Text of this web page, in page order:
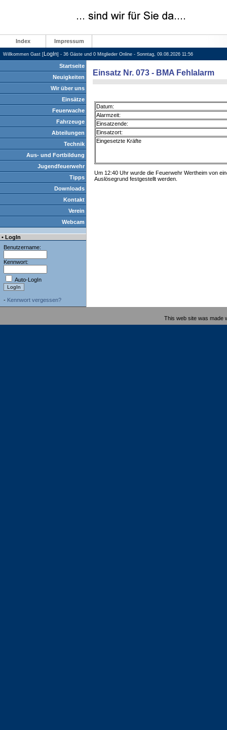
Index Impressum
Willkommen Gast [LogIn] - 36 Gäste und 0 Mitglieder Online - Sonntag, 09.08.2026 11:56
Startseite
Neuigkeiten
Wir über uns
Einsätze
Feuerwache
Fahrzeuge
Abteilungen
Technik
Aus- und Fortbildung
Jugendfeuerwehr
Tipps
Downloads
Kontakt
Verein
Webcam
• LogIn
Benutzername:
Kennwort:
Auto-LogIn
- Kennwort vergessen?
Einsatz Nr. 073 - BMA Fehlalarm
Datum:
Alarmzeit:
Einsatzende:
Einsatzort:
Eingesetzte Kräfte
Um 12:40 Uhr wurde die Feuerwehr Wertheim von
Auslösegrund festgestellt werden.
This web site was made